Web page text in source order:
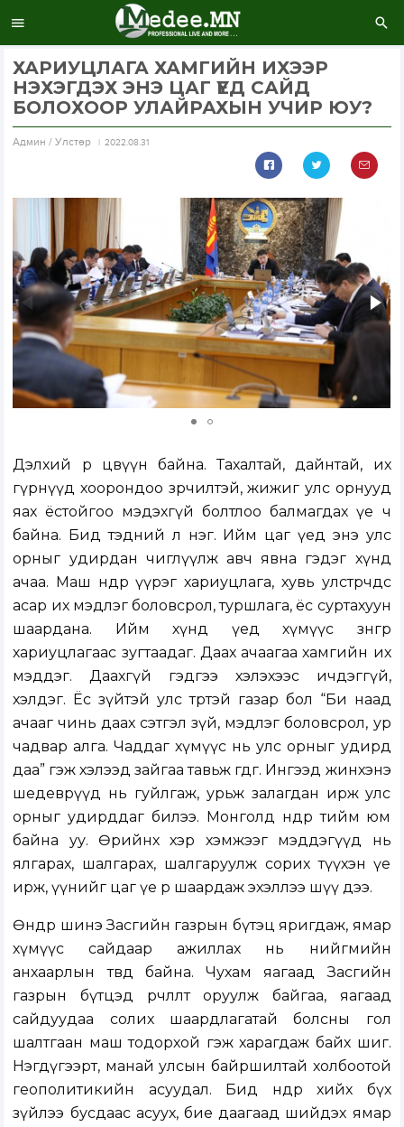
ХАРИУЦЛАГА ХАМГИЙН ИХЭЭР
НЭХЭГДЭХ ЭНЭ ЦАГ ҮЕД САЙД
БОЛОХООР УЛАЙРАХЫН УЧИР ЮУ?
Aдмин / Улстөр 2022.08.31
Дэлхий өөрөө цөвүүн байна. Тахалтай, дайнтай, их
гүрнүүд хоорондоо зөрчилтэй, жижиг улс орнууд
яах ёстойгоо мэдэхгүй болтлоо балмагдах үе ч
байна. Бид тэдний л нэг. Ийм цаг үед энэ улс
орныг удирдан чиглүүлж авч явна гэдэг хүнд
ачаа. Маш өндөр үүрэг хариуцлага, хувь улстөрчдөөс
асар их мэдлэг боловсрол, туршлага, ёс суртахуун
шаардана. Ийм хүнд үед хүмүүс зөнгөөрөө
хариуцлагаас зугтаадаг. Даах ачаагаа хамгийн их
мэддэг. Даахгүй гэдгээ хэлэхээс ичдэггүй,
хэлдэг. Ёс зүйтэй улс төртэй газар бол “Би наад
ачааг чинь даах сэтгэл зүй, мэдлэг боловсрол, ур
чадвар алга. Чаддаг хүмүүс нь улс орныг удирд
даа” гэж хэлээд зайгаа тавьж өгдөг. Ингээд жинхэнэ
шедеврүүд нь гуйлгаж, урьж залагдан ирж улс
орныг удирддаг билээ. Монголд өнөөдөр тийм юм
байна уу. Өөрийнхөө хэр хэмжээг мэддэгүүд нь
ялгарах, шалгарах, шалгаруулж сорих түүхэн үе
ирж, үүнийг цаг үе өөрөө шаардаж эхэллээ шүү дээ.
Өнөөдөр шинэ Засгийн газрын бүтэц яригдаж, ямар
хүмүүс сайдаар ажиллах нь нийгмийн
анхаарлын төвд байна. Чухам яагаад Засгийн
газрын бүтцэд өөрчлөлт оруулж байгаа, яагаад
сайдуудаа солих шаардлагатай болсны гол
шалтгаан маш тодорхой гэж харагдаж байх шиг.
Нэгдүгээрт, манай улсын байршилтай холбоотой
геополитикийн асуудал. Бид өнөөдөр хийх бүх
зүйлээ бусдаас асуух, бие даагаад шийдэх ямар